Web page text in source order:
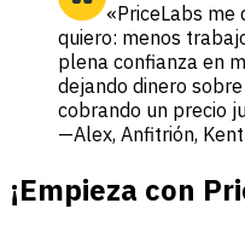
«PriceLabs me
quiero: menos
plena confianza en
dejando dinero
cobrando un precio
—Alex, Anfitrión,
¡Empieza con